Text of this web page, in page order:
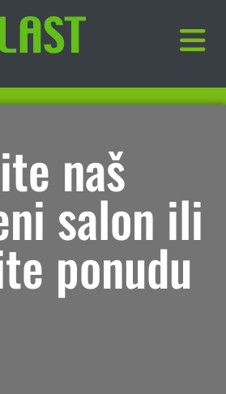
naš
salon ili
ponudu